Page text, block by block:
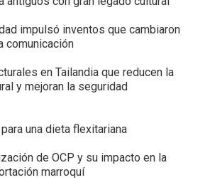
impulsó inventos que cambiaron
comunicación
en Tailandia que reducen la
y mejoran la seguridad
una dieta flexitariana
de OCP y su impacto en la
marroquí